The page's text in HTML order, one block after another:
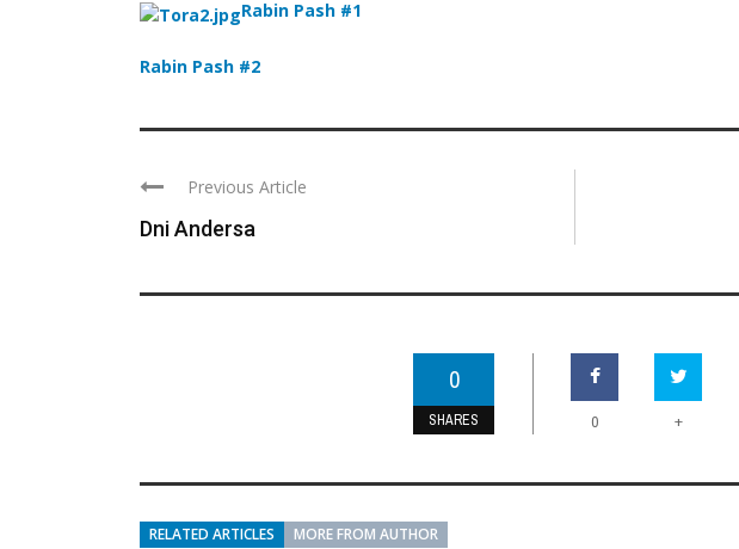
Rabin Pash #1
Rabin Pash #2
Previous Article
Dni Andersa
0
SHARES 0 +
RELATED ARTICLES MORE FROM AUTHOR